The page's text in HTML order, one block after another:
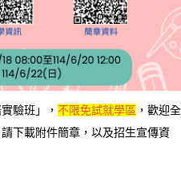
驗班」， 不限免試就學區 ，歡迎全
下載附件簡章，以及招生宣傳資